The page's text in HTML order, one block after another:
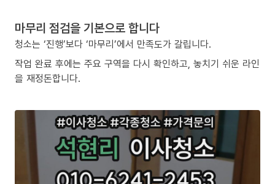
마무리 점검을 기본으로 합니다
청소는 ‘진행’보다 ‘마무리’에서 만족도가 갈립니다.
작업 완료 후에는 주요 구역을 다시 확인하고, 놓치기 쉬운 라인
을 재정돈합니다.